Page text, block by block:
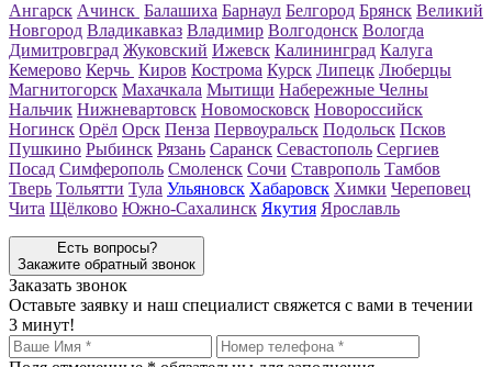
Ангарск Ачинск Балашиха Барнаул Белгород Брянск Великий
Новгород Владикавказ Владимир Волгодонск Вологда
Димитровград Жуковский Ижевск Калининград Калуга
Кемерово Керчь Киров Кострома Курск Липецк Люберцы
Магнитогорск Махачкала Мытищи Набережные Челны
Нальчик Нижневартовск Новомосковск Новороссийск
Ногинск Орёл Орск Пенза Первоуральск Подольск Псков
Пушкино Рыбинск Рязань Саранск Севастополь Сергиев
Посад Симферополь Смоленск Сочи Ставрополь Тамбов
Тверь Тольятти Тула Ульяновск Хабаровск Химки Череповец
Чита Щёлково Южно-Сахалинск Якутия Ярославль
Есть вопросы?
Закажите обратный звонок
Заказать звонок
Оставьте заявку и наш специалист свяжется с вами в течении
3 минут!